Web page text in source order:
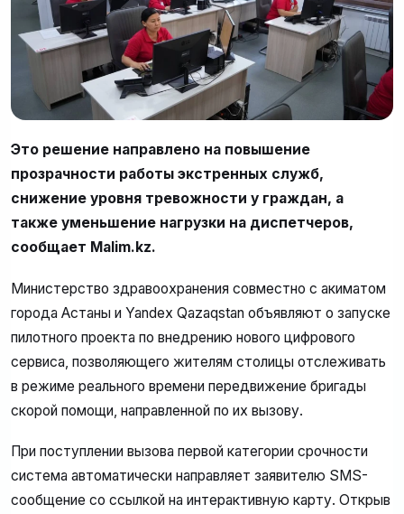
Это решение направлено на повышение
прозрачности работы экстренных служб,
снижение уровня тревожности у граждан, а
также уменьшение нагрузки на диспетчеров,
сообщает Malim.kz.
Министерство здравоохранения совместно с акиматом
города Астаны и Yandex Qazaqstan объявляют о запуске
пилотного проекта по внедрению нового цифрового
сервиса, позволяющего жителям столицы отслеживать
в режиме реального времени передвижение бригады
скорой помощи, направленной по их вызову.
При поступлении вызова первой категории срочности
система автоматически направляет заявителю SMS-
сообщение со ссылкой на интерактивную карту. Открыв